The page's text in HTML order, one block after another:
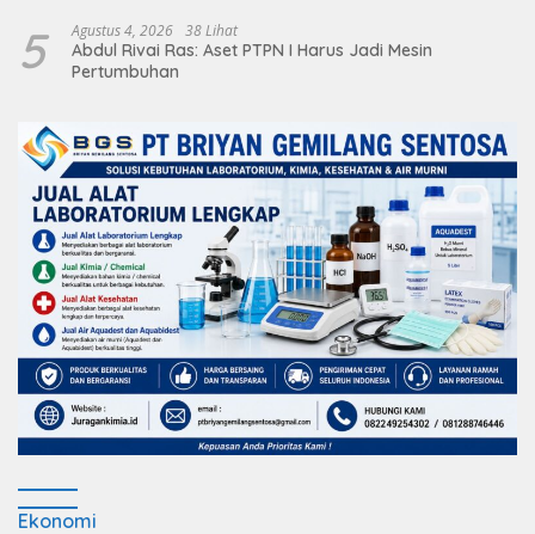
5 Agustus 4, 2026 38 Lihat
Abdul Rivai Ras: Aset PTPN I Harus Jadi Mesin
Pertumbuhan
Ekonomi